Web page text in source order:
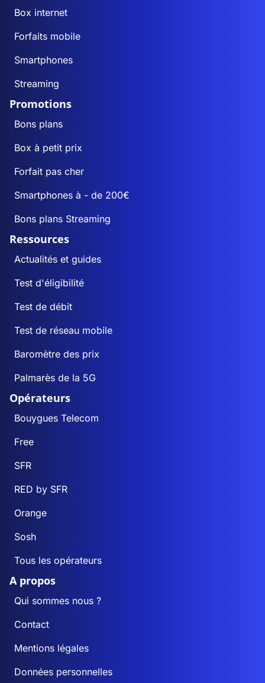
Box internet
Forfaits mobile
Smartphones
Streaming
Promotions
Bons plans
Box à petit prix
Forfait pas cher
Smartphones à - de 200€
Bons plans Streaming
Ressources
Actualités et guides
Test d'éligibilité
Test de débit
Test de réseau mobile
Baromètre des prix
Palmarès de la 5G
Opérateurs
Bouygues Telecom
Free
SFR
RED by SFR
Orange
Sosh
Tous les opérateurs
A propos
Qui sommes nous ?
Contact
Mentions légales
Données personnelles